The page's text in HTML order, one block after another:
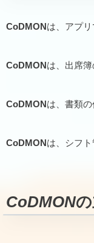
CoDMONは、アプ
CoDMONは、出席簿
CoDMONは、書類の
CoDMONは、シフト
CoDMON